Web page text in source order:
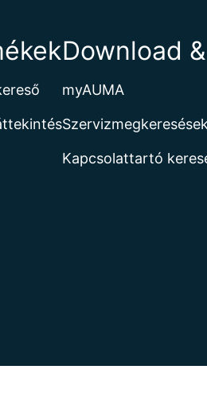
Download
myAUMA
Szervizmegkeresések
Kapcsolattartó